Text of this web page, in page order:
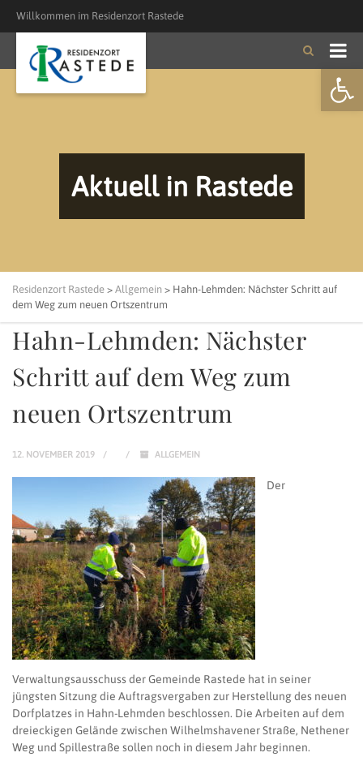
Willkommen im Residenzort Rastede
Aktuell in Rastede
Residenzort Rastede > Allgemein > Hahn-Lehmden: Nächster Schritt auf
dem Weg zum neuen Ortszentrum
Hahn-Lehmden: Nächster
Schritt auf dem Weg zum
neuen Ortszentrum
12. NOVEMBER 2019 ALLGEMEIN
Der
Verwaltungsausschuss der Gemeinde Rastede hat in seiner
jüngsten Sitzung die Auftragsvergaben zur Herstellung des neuen
Dorfplatzes in Hahn-Lehmden beschlossen. Die Arbeiten auf dem
dreieckigen Gelände zwischen Wilhelmshavener Straße, Nethener
Weg und Spillestraße sollen noch in diesem Jahr beginnen.